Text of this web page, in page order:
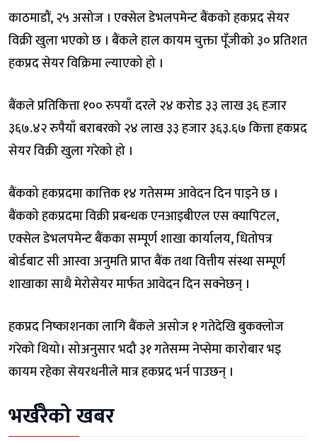
काठमाडौं, २५ असोज । एक्सेल डेभलपमेन्ट बैंकको हकप्रद सेयर
विक्री खुला भएको छ । बैंकले हाल कायम चुक्ता पूँजीको ३० प्रतिशत
हकप्रद सेयर विक्रिमा ल्याएको हो ।
बैंकले प्रतिकित्ता १०० रुपयाँ दरले २४ करोड ३३ लाख ३६ हजार
३६७.४२ रुपैयाँ बराबरको २४ लाख ३३ हजार ३६३.६७ कित्ता हकप्रद
सेयर विक्री खुला गरेको हो ।
बैंकको हकप्रदमा कात्तिक १४ गतेसम्म आवेदन दिन पाइने छ ।
बैंकको हकप्रदमा विक्री प्रबन्धक एनआइबीएल एस क्यापिटल,
एक्सेल डेभलपमेन्ट बैंकका सम्पूर्ण शाखा कार्यालय, धितोपत्र
बोर्डबाट सी आस्वा अनुमति प्राप्त बैंक तथा वित्तीय संस्था सम्पूर्ण
शाखाका साथै मेरोसेयर मार्फत आवेदन दिन सक्नेछन् ।
हकप्रद निष्काशनका लागि बैंकले असोज १ गतेदेखि बुकक्लोज
गरेको थियो। सोअनुसार भदौ ३१ गतेसम्म नेप्सेमा कारोबार भइ
कायम रहेका सेयरधनीले मात्र हकप्रद भर्न पाउछन् ।
भर्खरैको खबर